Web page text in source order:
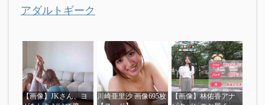
アダルトギーク